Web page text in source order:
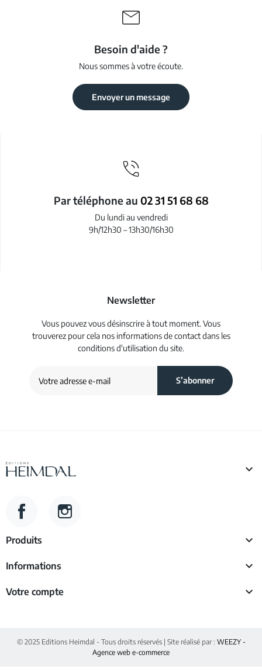
Besoin d'aide ?
Nous sommes à votre écoute.
Envoyer un message
Par téléphone au 02 31 51 68 68
Du lundi au vendredi
9h/12h30 – 13h30/16h30
Newsletter
Vous pouvez vous désinscrire à tout moment. Vous
trouverez pour cela nos informations de contact dans les
conditions d'utilisation du site.

Produits 
Informations 
Votre compte 
© 2025 Editions Heimdal - Tous droits réservés | Site réalisé par : WEEZY -
Agence web e-commerce